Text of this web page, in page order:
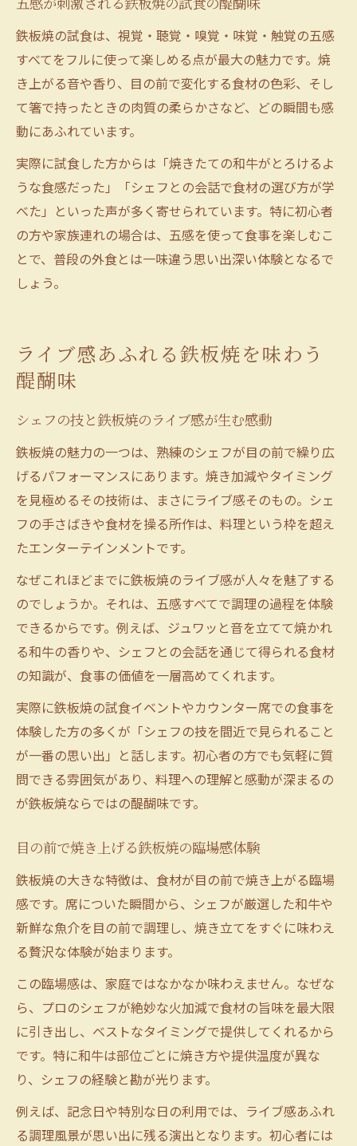
五感が刺激される鉄板焼の試食の醍醐味
鉄板焼の試食は、視覚・聴覚・嗅覚・味覚・触覚の五感
すべてをフルに使って楽しめる点が最大の魅力です。焼
き上がる音や香り、目の前で変化する食材の色彩、そし
て箸で持ったときの肉質の柔らかさなど、どの瞬間も感
動にあふれています。
実際に試食した方からは「焼きたての和牛がとろけるよ
うな食感だった」「シェフとの会話で食材の選び方が学
べた」といった声が多く寄せられています。特に初心者
の方や家族連れの場合は、五感を使って食事を楽しむこ
とで、普段の外食とは一味違う思い出深い体験となるで
しょう。
ライブ感あふれる鉄板焼を味わう
醍醐味
シェフの技と鉄板焼のライブ感が生む感動
鉄板焼の魅力の一つは、熟練のシェフが目の前で繰り広
げるパフォーマンスにあります。焼き加減やタイミング
を見極めるその技術は、まさにライブ感そのもの。シェ
フの手さばきや食材を操る所作は、料理という枠を超え
たエンターテインメントです。
なぜこれほどまでに鉄板焼のライブ感が人々を魅了する
のでしょうか。それは、五感すべてで調理の過程を体験
できるからです。例えば、ジュワッと音を立てて焼かれ
る和牛の香りや、シェフとの会話を通じて得られる食材
の知識が、食事の価値を一層高めてくれます。
実際に鉄板焼の試食イベントやカウンター席での食事を
体験した方の多くが「シェフの技を間近で見られること
が一番の思い出」と話します。初心者の方でも気軽に質
問できる雰囲気があり、料理への理解と感動が深まるの
が鉄板焼ならではの醍醐味です。
目の前で焼き上げる鉄板焼の臨場感体験
鉄板焼の大きな特徴は、食材が目の前で焼き上がる臨場
感です。席についた瞬間から、シェフが厳選した和牛や
新鮮な魚介を目の前で調理し、焼き立てをすぐに味わえ
る贅沢な体験が始まります。
この臨場感は、家庭ではなかなか味わえません。なぜな
ら、プロのシェフが絶妙な火加減で食材の旨味を最大限
に引き出し、ベストなタイミングで提供してくれるから
です。特に和牛は部位ごとに焼き方や提供温度が異な
り、シェフの経験と勘が光ります。
例えば、記念日や特別な日の利用では、ライブ感あふれ
る調理風景が思い出に残る演出となります。初心者には